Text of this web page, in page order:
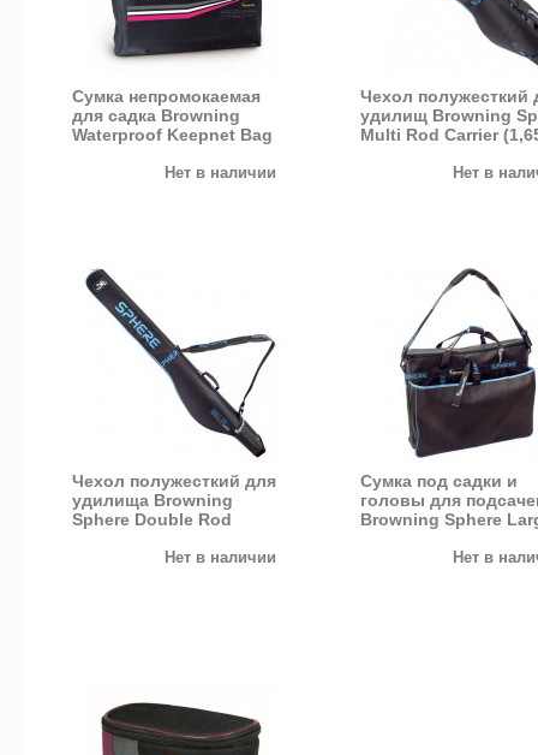
Сумка непромокаемая
для садка Browning
Waterproof Keepnet Bag
Нет в наличии
Чехол полужесткий
удилищ Browning
Multi Rod Carrier
Нет в
Чехол полужесткий для
удилища Browning
Sphere Double Rod
Нет в наличии
Сумка под садки и
головы для
Browning Sphere
Нет в